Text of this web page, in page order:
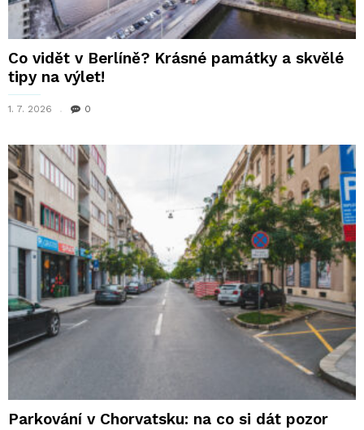
Co vidět v Berlíně? Krásné památky a skvělé
tipy na výlet!
1. 7. 2026 0
Parkování v Chorvatsku: na co si dát pozor